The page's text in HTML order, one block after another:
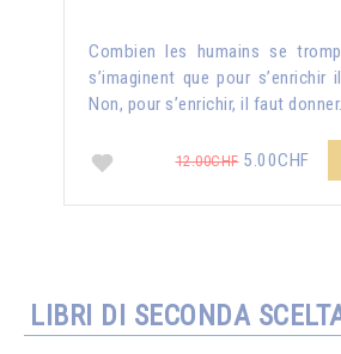
Combien les humains se
s’imaginent que pour s’enrichir
Non, pour s’enrichir, il faut donner.
12.00CHF5.00CHF
LIBRI DI SECONDA